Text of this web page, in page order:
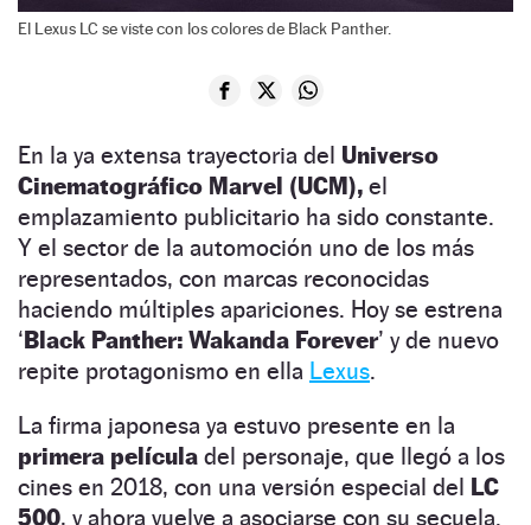
El Lexus LC se viste con los colores de Black Panther.
En la ya extensa trayectoria del Universo
Cinematográfico Marvel (UCM), el
emplazamiento publicitario ha sido constante.
Y el sector de la automoción uno de los más
representados, con marcas reconocidas
haciendo múltiples apariciones. Hoy se estrena
‘Black Panther: Wakanda Forever’ y de nuevo
repite protagonismo en ella Lexus.
La firma japonesa ya estuvo presente en la
primera película del personaje, que llegó a los
cines en 2018, con una versión especial del LC
500, y ahora vuelve a asociarse con su secuela.